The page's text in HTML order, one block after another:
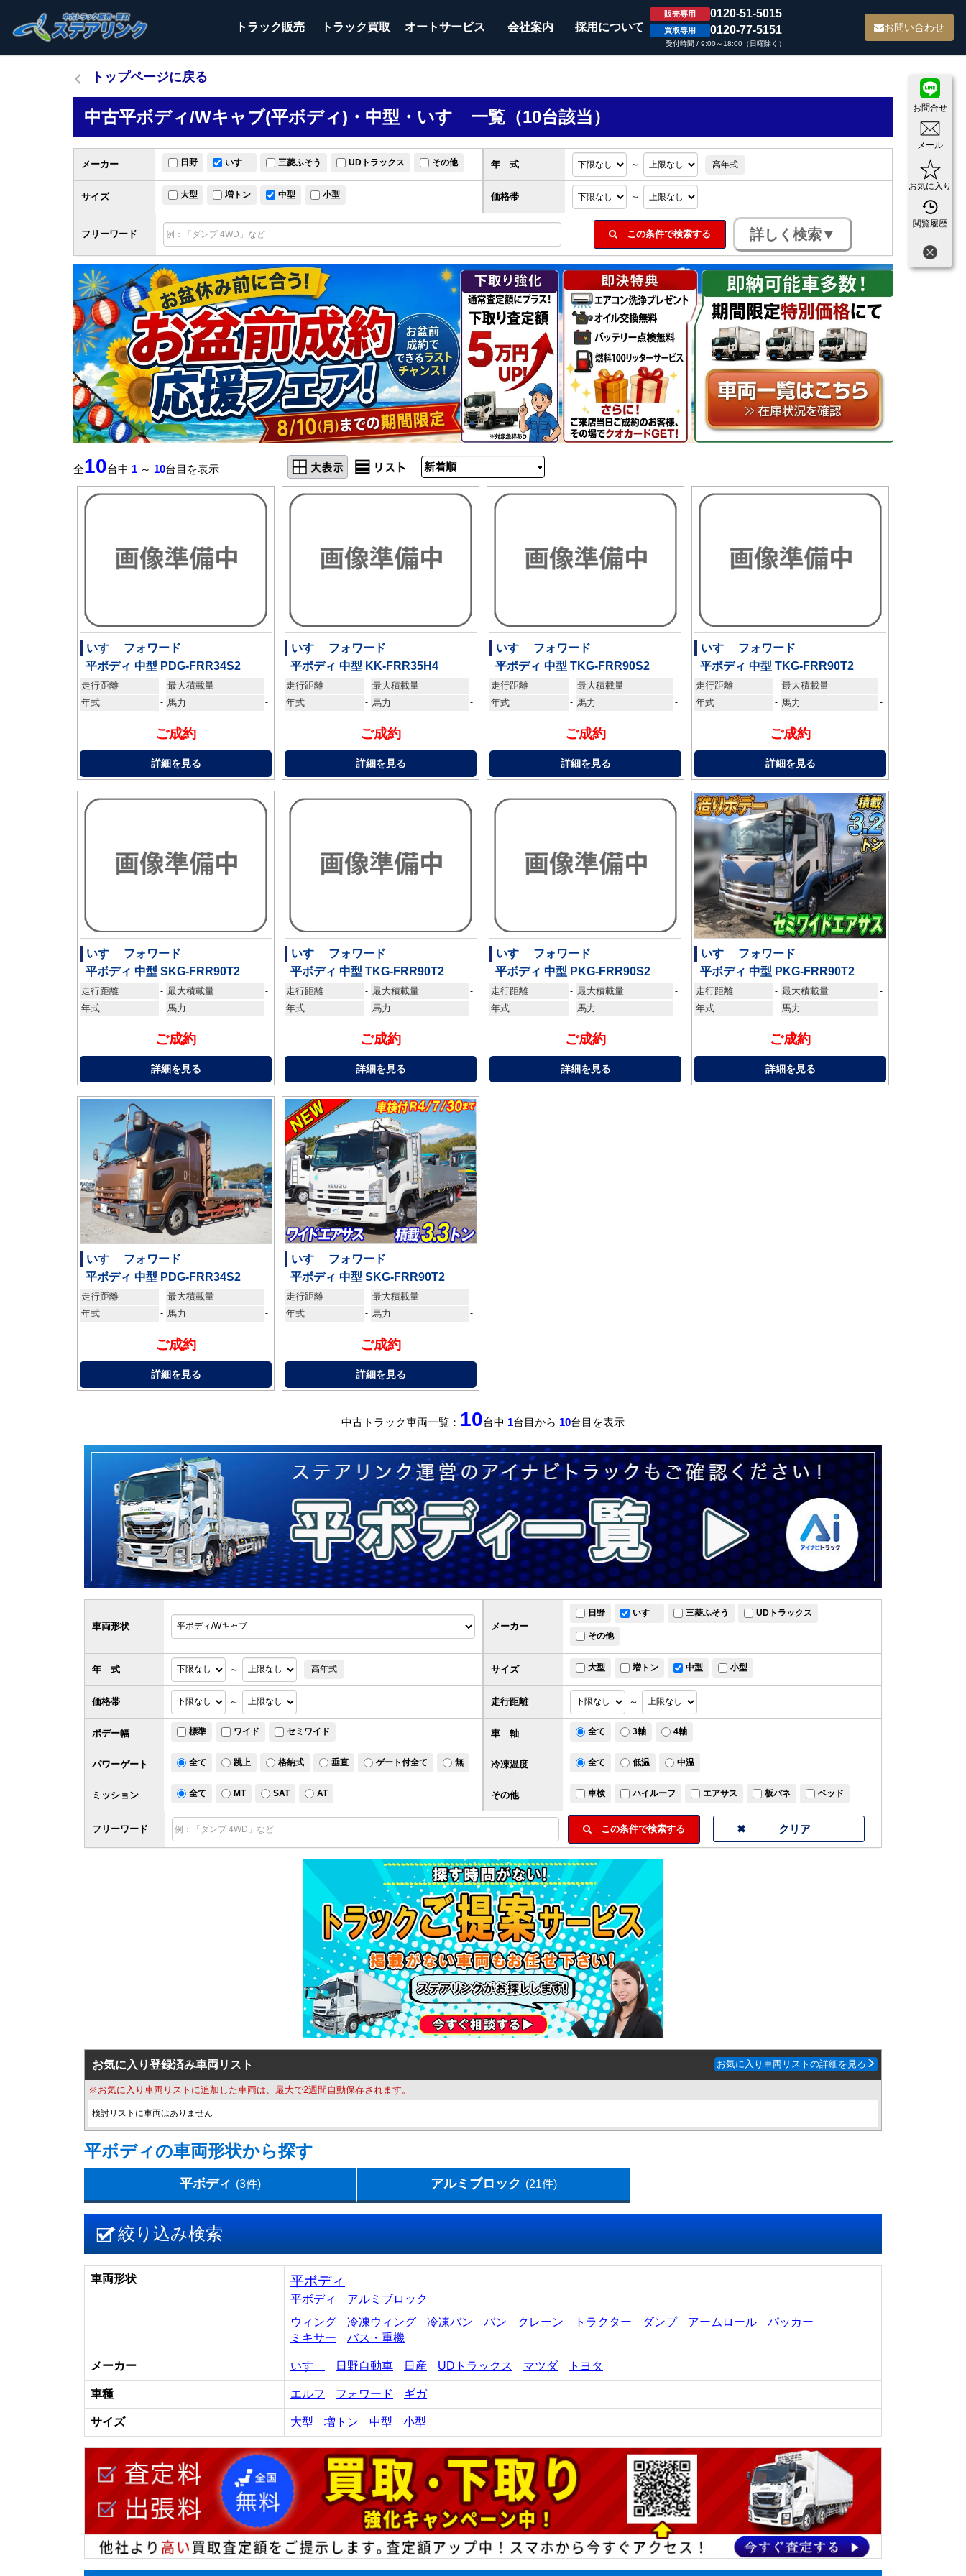
トラック販売 トラック買取 オートサービス 会社案内 採用について
販売専用 0120-51-5015
買取専用 0120-77-5151
受付時間 / 9:00～18:00（日曜除く）
お問い合わせ
お問合せ
メール
お気に入り
閲覧履歴
トップページに戻る
中古平ボディ/Wキャブ(平ボディ)・中型・いすゞ一覧（10台該当）
サイズ 大型 増トン 中型 小型 価格帯 ～
フリーワード この条件で検索する
メーカー 日野 いすゞ 三菱ふそう UDトラックス その他 年 式 ～ 高年式
全10台中 1 ～ 10台目を表示
いすゞ フォワード
平ボディ 中型 PDG-FRR34S2
走行距離 - 最大積載量 -
年式 - 馬力 -
ご成約
詳細を見る
いすゞ フォワード
平ボディ 中型 KK-FRR35H4
走行距離 - 最大積載量 -
年式 - 馬力 -
ご成約
詳細を見る
いすゞ フォワード
平ボディ 中型 TKG-FRR90S2
走行距離 - 最大積載量 -
年式 - 馬力 -
ご成約
詳細を見る
いすゞ フォワード
平ボディ 中型 TKG-FRR90T2
走行距離 - 最大積載量 -
年式 - 馬力 -
ご成約
詳細を見る
いすゞ フォワード
平ボディ 中型 SKG-FRR90T2
走行距離 - 最大積載量 -
年式 - 馬力 -
ご成約
詳細を見る
いすゞ フォワード
平ボディ 中型 TKG-FRR90T2
走行距離 - 最大積載量 -
年式 - 馬力 -
ご成約
詳細を見る
いすゞ フォワード
平ボディ 中型 PKG-FRR90S2
走行距離 - 最大積載量 -
年式 - 馬力 -
ご成約
詳細を見る
いすゞ フォワード
平ボディ 中型 PKG-FRR90T2
走行距離 - 最大積載量 -
年式 - 馬力 -
ご成約
詳細を見る
いすゞ フォワード
平ボディ 中型 PDG-FRR34S2
走行距離 - 最大積載量 -
年式 - 馬力 -
ご成約
詳細を見る
いすゞ フォワード
平ボディ 中型 SKG-FRR90T2
走行距離 - 最大積載量 -
年式 - 馬力 -
ご成約
詳細を見る
中古トラック車両一覧： 10台中 1台目から 10台目を表示
車両形状
サイズ 大型 増トン 中型 小型
価格帯 ～
フリーワード この条件で検索する
メーカー
日野 いすゞ 三菱ふそう UDトラックス
その他
年 式 ～ 高年式
走行距離 ～
ボデー幅 標準 ワイド セミワイド 車 軸 全て 3軸 4軸
パワーゲート 全て 跳上 格納式 垂直 ゲート付全て 無 冷凍温度 全て 低温 中温
ミッション 全て MT SAT AT その他 車検 ハイルーフ エアサス 板バネ ベッド
お気に入り登録済み車両リスト お気に入り車両リストの詳細を見る
※お気に入り車両リストに追加した車両は、最大で2週間自動保存されます。
検討リストに車両はありません
平ボディの車両形状から探す
平ボディ (3件) アルミブロック (21件)
絞り込み検索
車両形状 平ボディ
平ボディ
アルミブロック
ウィング
冷凍ウィング 冷凍バン バン クレーン トラクター ダンプ アームロール
パッカー
ミキサー
バス・重機
メーカー いすゞ 日野自動車 日産 UDトラックス マツダ トヨタ
車種 エルフ フォワード ギガ
サイズ 大型 増トン 中型 小型